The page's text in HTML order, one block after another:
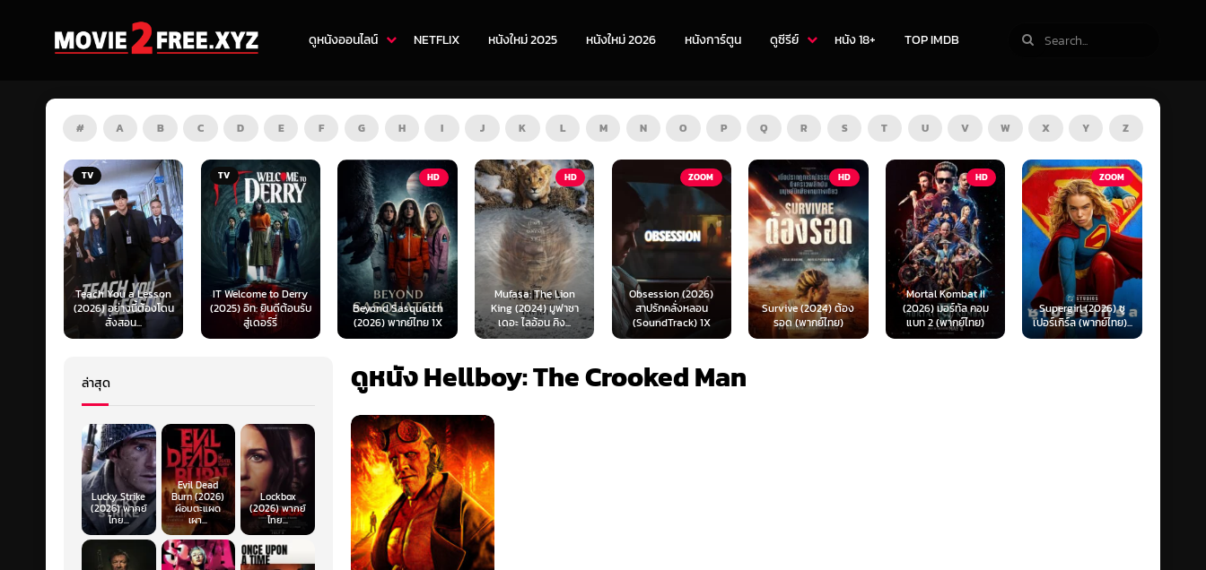
ดูหนังออนไลน์ NETFLIX หนังใหม่ 2025 หนังใหม่ 2026 หนังการ์ตูน ดูซีรีย์ หนัง 18+ TOP IMDB
# A B C D E F G H I J K L M N O P Q R S T U V W X Y Z
TV
IT Welcome to Derry
(2025) อิท: ยินดีต้อนรับ
สู่เดอร์รี่
HD
Beyond Sasquatch
(2026) พากย์ไทย 1X
HD
Mufasa: The Lion
King (2024) มูฟาซา
เดอะ ไลอ้อน คิง...
ZOOM
Obsession (2026)
สาปรักคลั่งหลอน
(SoundTrack) 1X
HD
Survive (2024) ต้อง
รอด (พากย์ไทย)
HD
Mortal Kombat II
(2026) มอร์ทัล คอม
แบท 2 (พากย์ไทย)
ZOOM
Supergirl (2026) ซู
เปอร์เกิร์ล (พากย์ไทย)...
HD
The Thursday
Murder Club (2025)
ชมรมไขคดีฆาตกรรมวัน
พฤหัส...
ดูหนัง Hellboy: The Crooked Man
ล่าสุด
Lucky Strike
(2026) พากย์
ไทย...
Evil Dead
Burn (2026)
ผีอมตะแผด
เผา...
Lockbox
(2026) พากย์
ไทย...